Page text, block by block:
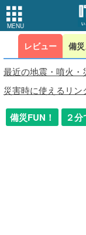
レビュー 備
最近の地震・噴火・
災害時に使えるリン
備災FUN！ ２